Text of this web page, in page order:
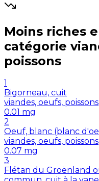
Moins riches
catégorie
poissons
1
Bigorneau, cuit
viandes, oeufs, poissons
0.01 mg
2
Oeuf, blanc (blanc
viandes, oeufs, poissons
0.07 mg
3
Flétan du Groënland